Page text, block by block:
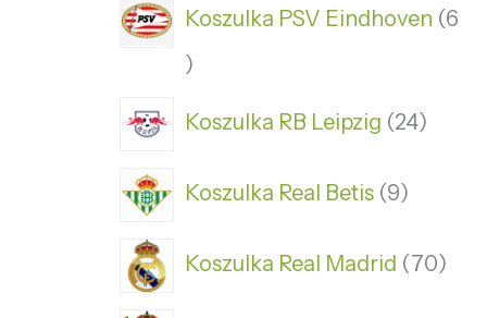
Koszulka PSV Eindhoven 6
Koszulka RB Leipzig 24
Koszulka Real Betis 9
Koszulka Real Madrid 70